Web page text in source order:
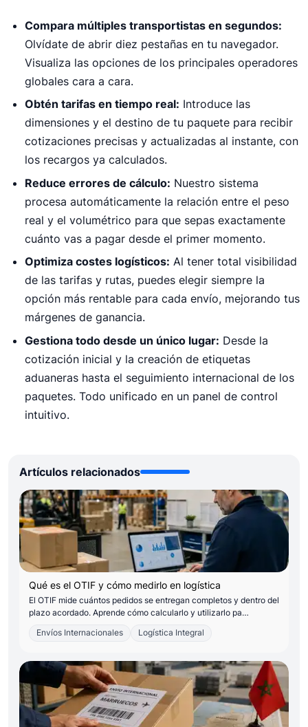
Compara múltiples transportistas en segundos:
Olvídate de abrir diez pestañas en tu navegador.
Visualiza las opciones de los principales operadores
globales cara a cara.
Obtén tarifas en tiempo real: Introduce las
dimensiones y el destino de tu paquete para recibir
cotizaciones precisas y actualizadas al instante, con
los recargos ya calculados.
Reduce errores de cálculo: Nuestro sistema
procesa automáticamente la relación entre el peso
real y el volumétrico para que sepas exactamente
cuánto vas a pagar desde el primer momento.
Optimiza costes logísticos: Al tener total visibilidad
de las tarifas y rutas, puedes elegir siempre la
opción más rentable para cada envío, mejorando tus
márgenes de ganancia.
Gestiona todo desde un único lugar: Desde la
cotización inicial y la creación de etiquetas
aduaneras hasta el seguimiento internacional de los
paquetes. Todo unificado en un panel de control
intuitivo.
Artículos relacionados
Qué es el OTIF y cómo medirlo en logística
El OTIF mide cuántos pedidos se entregan completos y dentro del
plazo acordado. Aprende cómo calcularlo y utilizarlo pa…
Envíos Internacionales Logística Integral